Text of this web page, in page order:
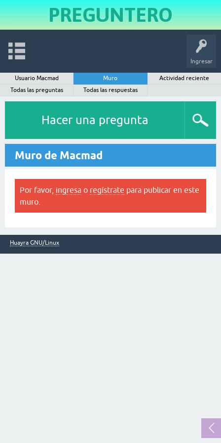
PREGUNTERO
Ingresar
Usuario Macmad Muro
Actividad reciente
Todas las preguntas
Todas las respuestas
Hacer una pregunta
Muro de Macmad
Por favor, ingresa o regístrate para publicar en este
muro.
Huayra GNU/Linux